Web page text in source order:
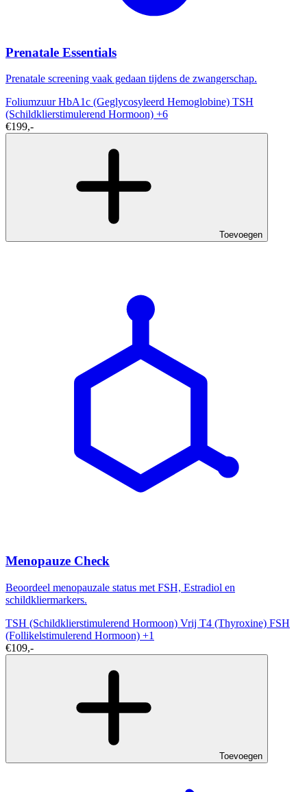
Prenatale Essentials
Prenatale screening vaak gedaan tijdens de zwangerschap.
FoliumzuurHbA1c (Geglycosyleerd Hemoglobine) TSH
(Schildklierstimulerend Hormoon) +6
€199,-
Toevoegen
Menopauze Check
Beoordeel menopauzale status met FSH, Estradiol en
schildkliermarkers.
TSH (Schildklierstimulerend Hormoon) Vrij T4 (Thyroxine) FSH
(Follikelstimulerend Hormoon) +1
€109,-
Toevoegen